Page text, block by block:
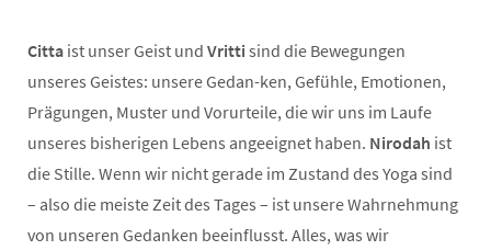
Citta ist unser Geist und Vritti sind die Bewegungen
unseres Geistes: unsere Gedan-ken, Gefühle, Emotionen,
Prägungen, Muster und Vorurteile, die wir uns im Laufe
unseres bisherigen Lebens angeeignet haben. Nirodah ist
die Stille. Wenn wir nicht gerade im Zustand des Yoga sind
– also die meiste Zeit des Tages – ist unsere Wahrnehmung
von unseren Gedanken beeinflusst. Alles, was wir